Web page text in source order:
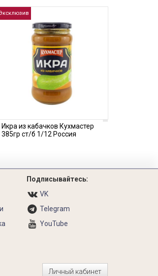
Икра из кабачков Кухмастер
385гр ст/б 1/12 Россия
Подписывайтесь:
VK
Telegram
YouTube
Личный кабинет